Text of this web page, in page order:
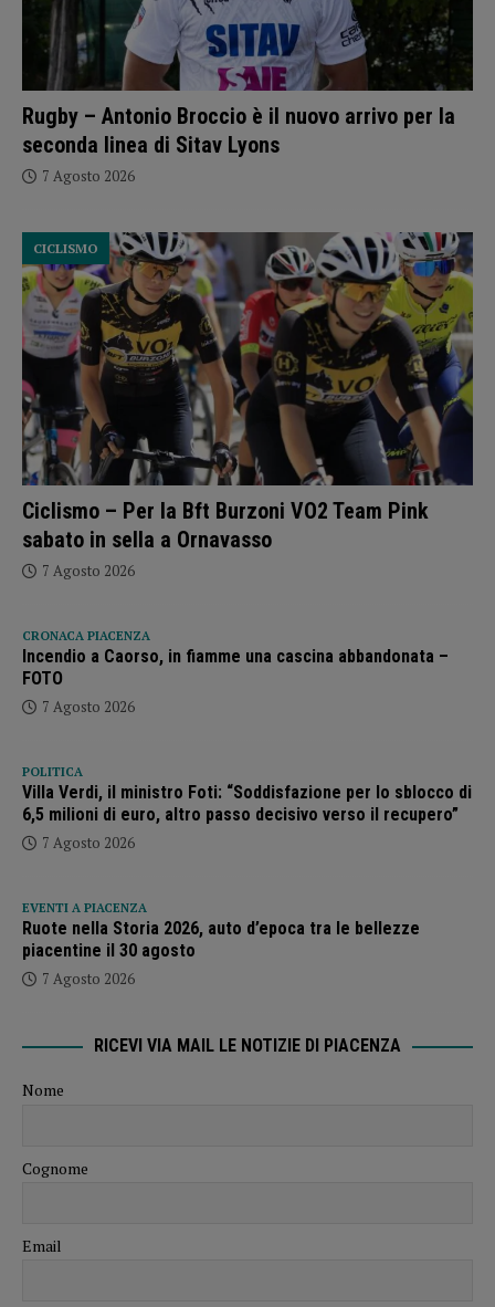
Rugby – Antonio Broccio è il nuovo arrivo per la
seconda linea di Sitav Lyons
7 Agosto 2026
Ciclismo – Per la Bft Burzoni VO2 Team Pink
sabato in sella a Ornavasso
CICLISMO
7 Agosto 2026
CRONACA PIACENZA
Incendio a Caorso, in fiamme una cascina abbandonata –
FOTO
7 Agosto 2026
POLITICA
Villa Verdi, il ministro Foti: “Soddisfazione per lo sblocco di
6,5 milioni di euro, altro passo decisivo verso il recupero”
7 Agosto 2026
EVENTI A PIACENZA
Ruote nella Storia 2026, auto d’epoca tra le bellezze
piacentine il 30 agosto
7 Agosto 2026
RICEVI VIA MAIL LE NOTIZIE DI PIACENZA
Nome
Cognome
Email